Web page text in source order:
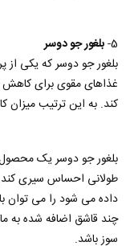
5- بلغور جو دوسر
بلغور جو دوسر که یکی از
غذاهای مقوی برای
کند. به این ترتیب میزان
بلغور جو دوسر یک
طولانی احساس سیری کند.
داده می شود را می توان
چند قاشق اضافه شده به
سوز باشد.